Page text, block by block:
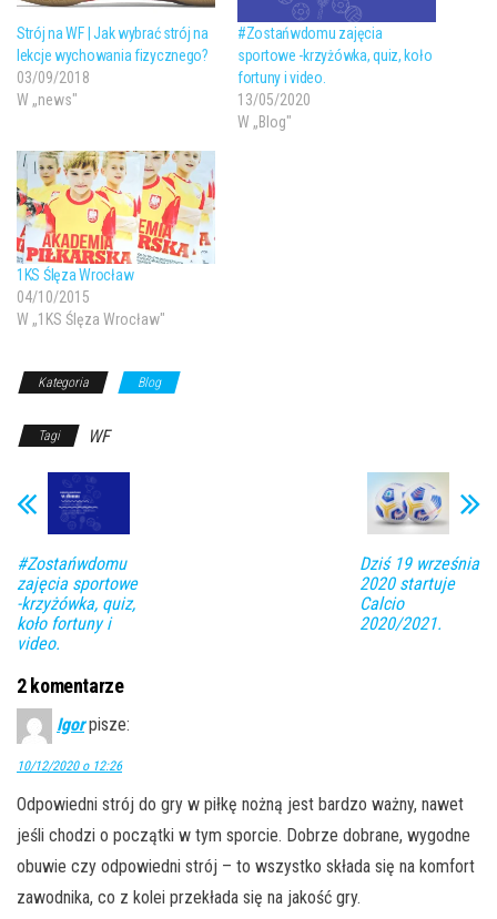
Strój na WF | Jak wybrać strój na
lekcje wychowania fizycznego?
03/09/2018
W „news"
#Zostańwdomu zajęcia
sportowe -krzyżówka, quiz, koło
fortuny i video.
13/05/2020
W „Blog"
1KS Ślęza Wrocław
04/10/2015
W „1KS Ślęza Wrocław"
Kategoria Blog
Tagi WF
#Zostańwdomu
zajęcia sportowe
-krzyżówka, quiz,
koło fortuny i
video.
Dziś 19 września
2020 startuje
Calcio
2020/2021.
2 komentarze
Igor pisze:
10/12/2020 o 12:26
Odpowiedni strój do gry w piłkę nożną jest bardzo ważny, nawet
jeśli chodzi o początki w tym sporcie. Dobrze dobrane, wygodne
obuwie czy odpowiedni strój – to wszystko składa się na komfort
zawodnika, co z kolei przekłada się na jakość gry.